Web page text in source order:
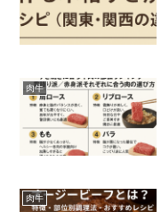
肉牛
肉牛